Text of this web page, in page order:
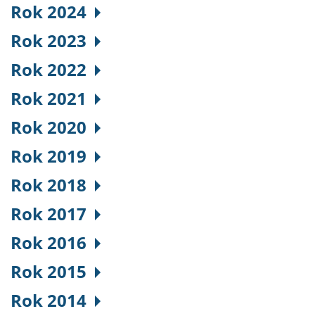
Rok 2024
Rok 2023
Rok 2022
Rok 2021
Rok 2020
Rok 2019
Rok 2018
Rok 2017
Rok 2016
Rok 2015
Rok 2014